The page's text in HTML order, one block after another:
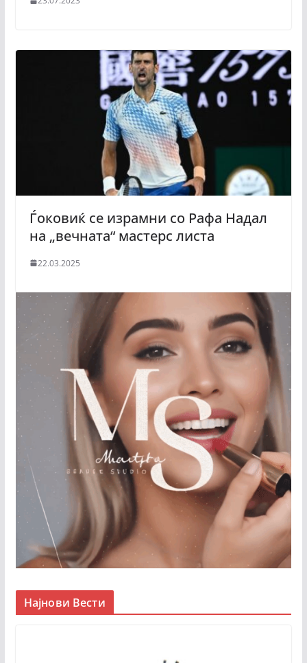
Ѓоковиќ се израмни со Рафа Надал
на „вечната“ мастерс листа
22.03.2025
Најнови Вести